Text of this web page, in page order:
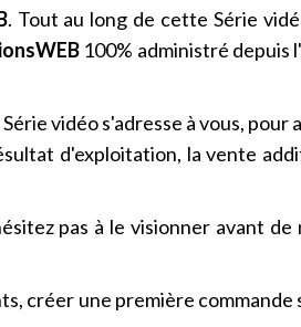
. Tout au long de cette Série
100% administré depuis
vidéo s'adresse à vous, pour
d'exploitation, la vente
pas à le visionner avant de
créer une première commande